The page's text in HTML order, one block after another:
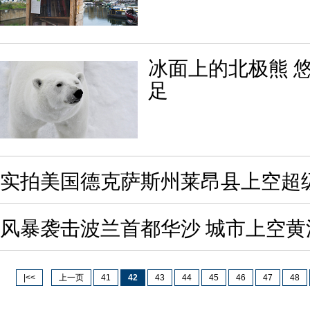
冰面上的北极熊
足
实拍美国德克萨斯州莱昂县上空超
风暴袭击波兰首都华沙 城市上空
|<< 上一页 41 42 43 44 45 46 47 48